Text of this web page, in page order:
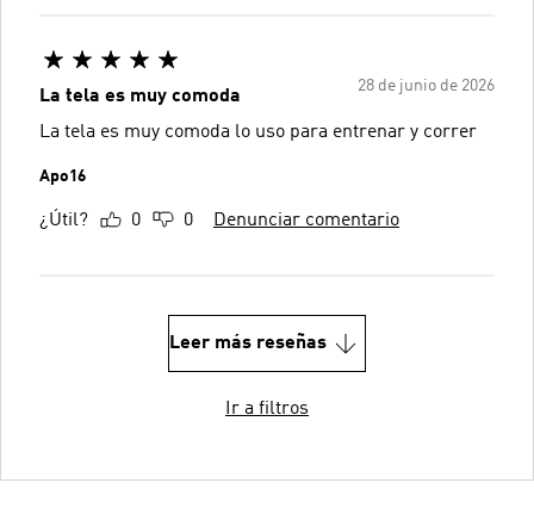
28 de junio de 2026
La tela es muy comoda
La tela es muy comoda lo uso para entrenar y correr
Apo16
¿Útil? 0 0 Denunciar comentario
Leer más reseñas
Ir a filtros